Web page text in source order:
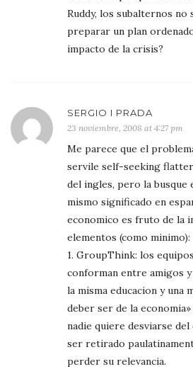
Ruddy, los subalternos no
preparar un plan
impacto de la crisis?
SERGIO I PRADA
23 noviembre, 2008 at 4:27 pm
Me parece que el
servile self-seeking
del ingles, pero la busque
mismo significado en
economico es fruto de la
elementos (como minimo):
1. GroupThink: los
conforman entre amigos
la misma educacion y una
deber ser de la
nadie quiere desviarse del
ser retirado
perder su relevancia.